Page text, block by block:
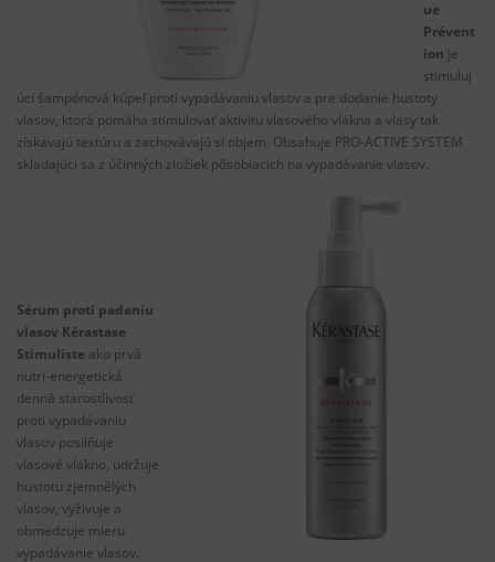
ue
Prévent
ion je
stimuluj
úci šampónová kúpeľ proti vypadávaniu vlasov a pre dodanie hustoty
vlasov, ktorá pomáha stimulovať aktivitu vlasového vlákna a vlasy tak
získavajú textúru a zachovávajú si objem. Obsahuje PRO-ACTIVE SYSTEM
skladajúci sa z účinných zložiek pôsobiacich na vypadávanie vlasov.
Sérum proti padaniu
vlasov Kérastase
Stimuliste ako prvá
nutri-energetická
denná starostlivosť
proti vypadávaniu
vlasov posilňuje
vlasové vlákno, udržuje
hustotu zjemnělých
vlasov, vyživuje a
obmedzuje mieru
vypadávanie vlasov.